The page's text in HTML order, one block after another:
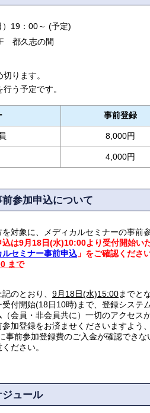
19：00～ (予定)
都久志の間
ります。
う予定です。
事前登録
8,000円
4,000円
参加申込について
対象に、メディカルセミナーの事前
は9月18日(水)10:00より受付開始い
ルセミナー事前申込 」をご確認ください
まで
のとおり、 9月18日(水)15:00までと
付開始(18日10時)まで、登録システ
会員・非会員共に）一切のアクセス
加登録をお済ませくださいますよう
事前参加登録費のご入金が確認でき
ださい。
ュール